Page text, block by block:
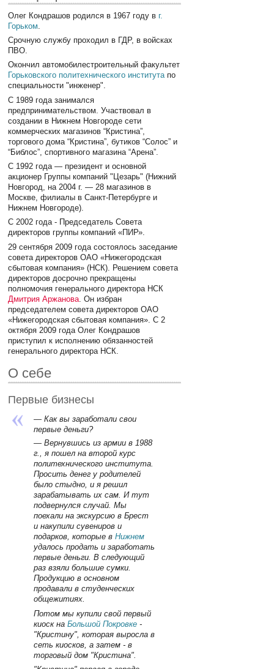
Олег Кондрашов родился в 1967 году в г.
Горьком
Срочную службу проходил в ГДР, в войсках
ПВО.
Окончил автомобилестроительный факультет
Горьковского политехнического институтапо
специальности "инженер".
С 1989 года занимался
предпринимательством. Участвовал в
создании в Нижнем Новгороде сети
коммерческих магазинов “Кристина”,
торгового дома “Кристина”, бутиков “Солос” и
“Библос”, спортивного магазина “Арена”.
С 1992 года — президент и основной
акционер Группы компаний "Цезарь" (Нижний
Новгород, на 2004 г. — 28 магазинов в
Москве, филиалы в Санкт-Петербурге и
Нижнем Новгороде).
С 2002 года - Председатель Совета
директоров группы компаний «ПИР».
29 сентября 2009 года состоялось заседание
совета директоров ОАО «Нижегородская
сбытовая компания» (НСК). Решением совета
директоров досрочно прекращены
полномочия генерального директора НСК
Дмитрия Аржанова . Он избран
председателем совета директоров ОАО
«Нижегородская сбытовая компания». С 2
октября 2009 года Олег Кондрашов
приступил к исполнению обязанностей
генерального директора НСК.
О себе
Первые бизнесы
— Как вы заработали свои
первые деньги?
— Вернувшись из армии в 1988
г., я пошел на второй курс
политехнического института.
Просить денег у родителей
было стыдно, и я решил
зарабатывать их сам. И тут
подвернулся случай. Мы
поехали на экскурсию в Брест
и накупили сувениров и
подарков, которые вНижнем
удалось продать и заработать
первые деньги. В следующий
раз взяли большие сумки.
Продукцию в основном
продавали в студенческих
общежитиях.
Потом мы купили свой первый
киоск наБольшой Покровке -
"Кристину", которая выросла в
сеть киосков, а затем - в
торговый дом "Кристина".